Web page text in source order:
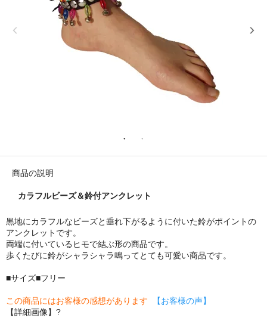
商品の説明
カラフルビーズ＆鈴付アンクレット
黒地にカラフルなビーズと垂れ下がるように付いた鈴がポイントの
アンクレットです。
両端に付いているヒモで結ぶ形の商品です。
歩くたびに鈴がシャラシャラ鳴ってとても可愛い商品です。
■サイズ■フリー
この商品にはお客様の感想があります
【お客様の声】
【詳細画像】?